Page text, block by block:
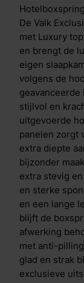
ligcomfort is
combinatie
schouders,
krijgen die
ergonomische
Executive
met zachte,
luxe en
een echte
stijlvolle en
Comfort
diep
comfortlaag in
ventilatie voor
voorzien van
een anti-slip
De Valk
met Luxury
en brengt de
eigen
volgens de
geavanceerde
stijlvol en
uitgevoerde
panelen zorgt
extra diepte
bijzonder
extra stevig
en sterke
en een lange
blijft de
afwerking
met anti-
glad en strak
exclusieve